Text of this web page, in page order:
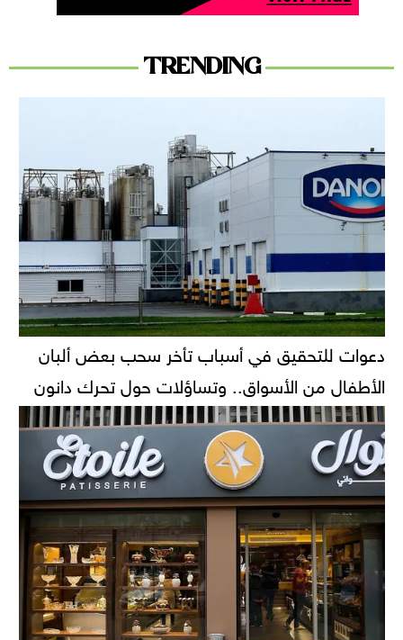
TRENDING
دعوات للتحقيق في أسباب تأخر سحب بعض ألبان
الأطفال من الأسواق.. وتساؤلات حول تحرك دانون